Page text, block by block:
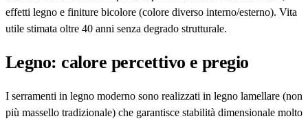
effetti legno e finiture bicolore (colore diverso interno/esterno). Vita
utile stimata oltre 40 anni senza degrado strutturale.
Legno: calore percettivo e pregio
I serramenti in legno moderno sono realizzati in legno lamellare (non
più massello tradizionale) che garantisce stabilità dimensionale molto